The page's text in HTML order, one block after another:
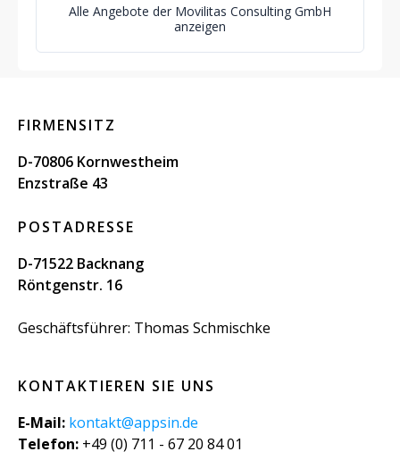
Alle Angebote der Movilitas Consulting GmbH
anzeigen
FIRMENSITZ
D-70806 Kornwestheim
Enzstraße 43
POSTADRESSE
D-71522 Backnang
Röntgenstr. 16
Geschäftsführer: Thomas Schmischke
KONTAKTIEREN SIE UNS
E-Mail: kontakt@appsin.de
Telefon: +49 (0) 711 - 67 20 84 01